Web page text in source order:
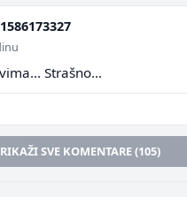
Strašno...
SVE KOMENTARE (105)